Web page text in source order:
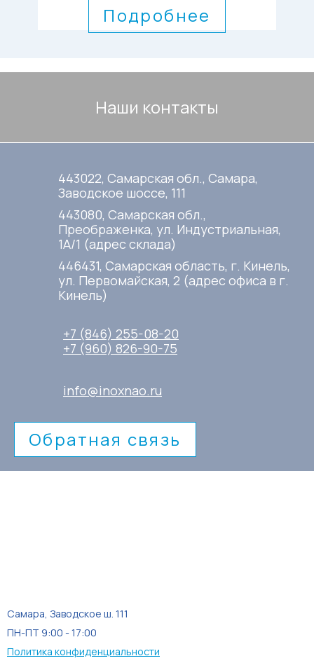
Подробнее
Наши контакты
443022, Самарская обл., Самара,
Заводское шоссе, 111
443080, Самарская обл.,
Преображенка, ул. Индустриальная,
1А/1 (адрес склада)
446431, Самарская область, г. Кинель,
ул. Первомайская, 2 (адрес офиса в г.
Кинель)
+7 (846) 255-08-20
+7 (960) 826-90-75
info@inoxnao.ru
Обратная связь
Самара, Заводское ш. 111
ПН-ПТ 9:00 - 17:00
Политика конфиденциальности